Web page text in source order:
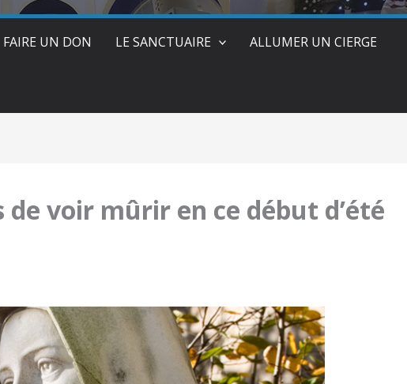
FAIRE UN DON LE SANCTUAIRE ALLUMER UN CIERGE
de voir mûrir en ce début d’été